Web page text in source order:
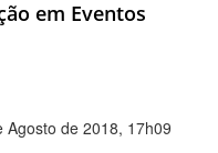
em Eventos
Agosto de 2018, 17h09